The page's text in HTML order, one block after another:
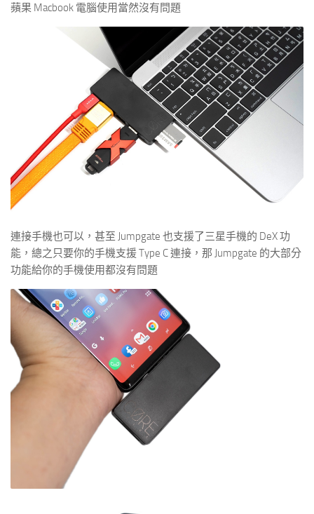
蘋果 Macbook 電腦使用當然沒有問題
連接手機也可以，甚至 Jumpgate 也支援了三星手機的 DeX 功
能，總之只要你的手機支援 Type C 連接，那 Jumpgate 的大部分
功能給你的手機使用都沒有問題